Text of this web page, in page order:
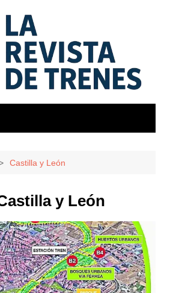
Castilla y León
y León